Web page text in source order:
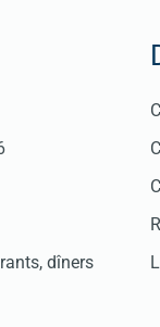
dîners